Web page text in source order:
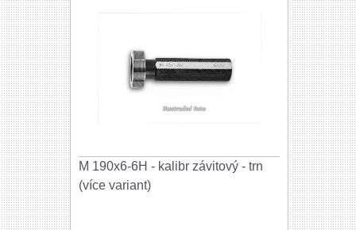
M 190x6-6H - kalibr závitový - trn
(více variant)